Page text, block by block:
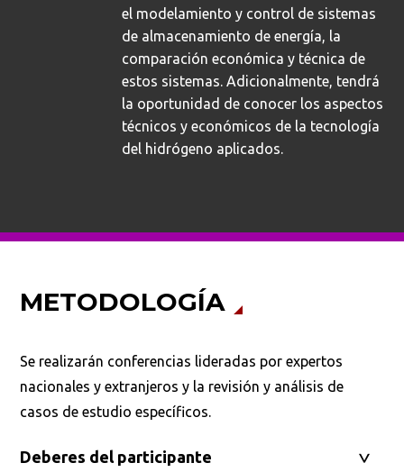
el modelamiento y control de sistemas
de almacenamiento de energía, la
comparación económica y técnica de
estos sistemas. Adicionalmente, tendrá
la oportunidad de conocer los aspectos
técnicos y económicos de la tecnología
del hidrógeno aplicados.
METODOLOGÍA
Se realizarán conferencias lideradas por expertos
nacionales y extranjeros y la revisión y análisis de
casos de estudio específicos.
Deberes del participante